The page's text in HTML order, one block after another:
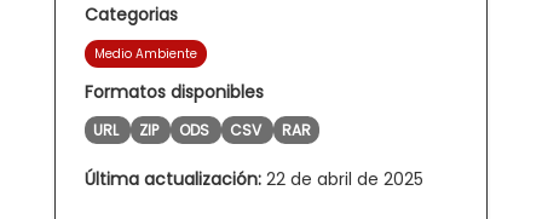
Categorias
Medio Ambiente
Formatos disponibles
URL ZIP ODS CSV RAR
Última actualización: 22 de abril de 2025